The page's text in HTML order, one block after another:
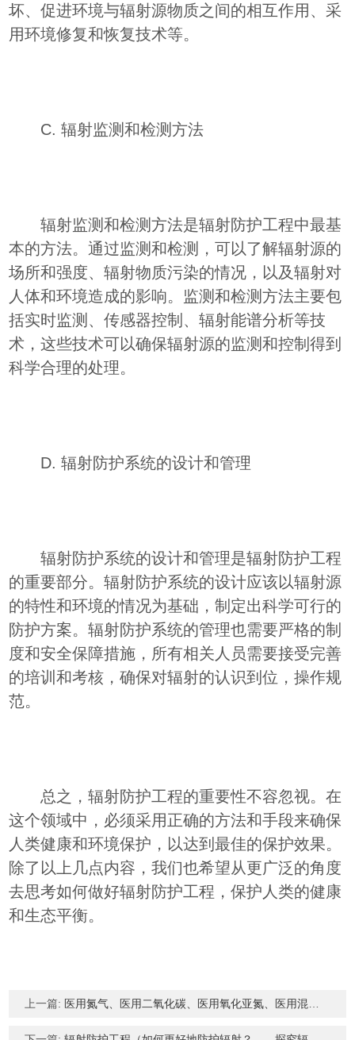
坏、促进环境与辐射源物质之间的相互作用、采
用环境修复和恢复技术等。
C. 辐射监测和检测方法
辐射监测和检测方法是辐射防护工程中最基
本的方法。通过监测和检测，可以了解辐射源的
场所和强度、辐射物质污染的情况，以及辐射对
人体和环境造成的影响。监测和检测方法主要包
括实时监测、传感器控制、辐射能谱分析等技
术，这些技术可以确保辐射源的监测和控制得到
科学合理的处理。
D. 辐射防护系统的设计和管理
辐射防护系统的设计和管理是辐射防护工程
的重要部分。辐射防护系统的设计应该以辐射源
的特性和环境的情况为基础，制定出科学可行的
防护方案。辐射防护系统的管理也需要严格的制
度和安全保障措施，所有相关人员需要接受完善
的培训和考核，确保对辐射的认识到位，操作规
范。
总之，辐射防护工程的重要性不容忽视。在
这个领域中，必须采用正确的方法和手段来确保
人类健康和环境保护，以达到最佳的保护效果。
除了以上几点内容，我们也希望从更广泛的角度
去思考如何做好辐射防护工程，保护人类的健康
和生态平衡。
上一篇: 医用氮气、医用二氧化碳、医用氧化亚氮、医用混合气体供应源